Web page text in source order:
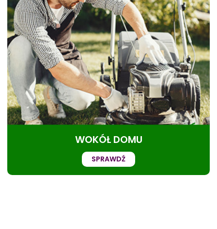
WOKÓŁ DOMU
SPRAWDŹ